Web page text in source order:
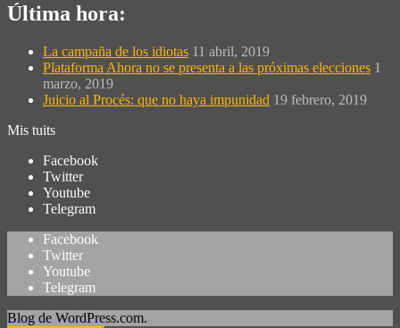
Última hora:
La campaña de los idiotas 11 abril, 2019
Plataforma Ahora no se presenta a las próximas elecciones 1
marzo, 2019
Juicio al Procés: que no haya impunidad 19 febrero, 2019
Mis tuits
Facebook
Twitter
Youtube
Telegram
Facebook
Twitter
Youtube
Telegram
Blog de WordPress.com.